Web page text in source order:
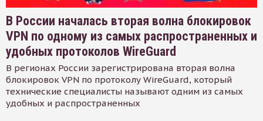
В России началась вторая волна блокировок
VPN по одному из самых распространенных и
удобных протоколов WireGuard
В регионах России зарегистрирована вторая волна
блокировок VPN по протоколу WireGuard, который
технические специалисты называют одним из самых
удобных и распространенных